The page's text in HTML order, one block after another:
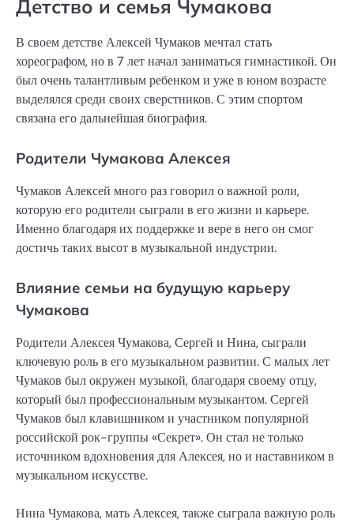
Детство и семья Чумакова
В своем детстве Алексей Чумаков мечтал стать
хореографом, но в 7 лет начал заниматься гимнастикой. Он
был очень талантливым ребенком и уже в юном возрасте
выделялся среди своих сверстников. С этим спортом
связана его дальнейшая биография.
Родители Чумакова Алексея
Чумаков Алексей много раз говорил о важной роли,
которую его родители сыграли в его жизни и карьере.
Именно благодаря их поддержке и вере в него он смог
достичь таких высот в музыкальной индустрии.
Влияние семьи на будущую карьеру
Чумакова
Родители Алексея Чумакова, Сергей и Нина, сыграли
ключевую роль в его музыкальном развитии. С малых лет
Чумаков был окружен музыкой, благодаря своему отцу,
который был профессиональным музыкантом. Сергей
Чумаков был клавишником и участником популярной
российской рок-группы «Секрет». Он стал не только
источником вдохновения для Алексея, но и наставником в
музыкальном искусстве.
Нина Чумакова, мать Алексея, также сыграла важную роль